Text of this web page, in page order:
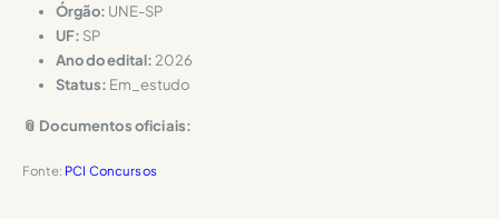
Órgão: UNE-SP
UF: SP
Ano do edital: 2026
Status: Em_estudo
📎 Documentos oficiais:
Fonte: PCI Concursos